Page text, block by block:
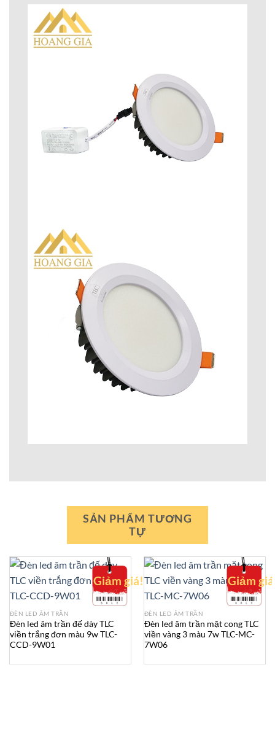
SẢN PHẨM TƯƠNG
TỰ
Giảm giá!
ĐÈN LED ÂM TRẦN
Đèn led âm trần đế dày TLC
viền trắng đơn màu 9w TLC-
CCD-9W01
Giảm
ĐÈN LED ÂM TRẦN
Đèn led âm trần mặt cong TLC
viền vàng 3 màu 7w TLC-MC-
7W06